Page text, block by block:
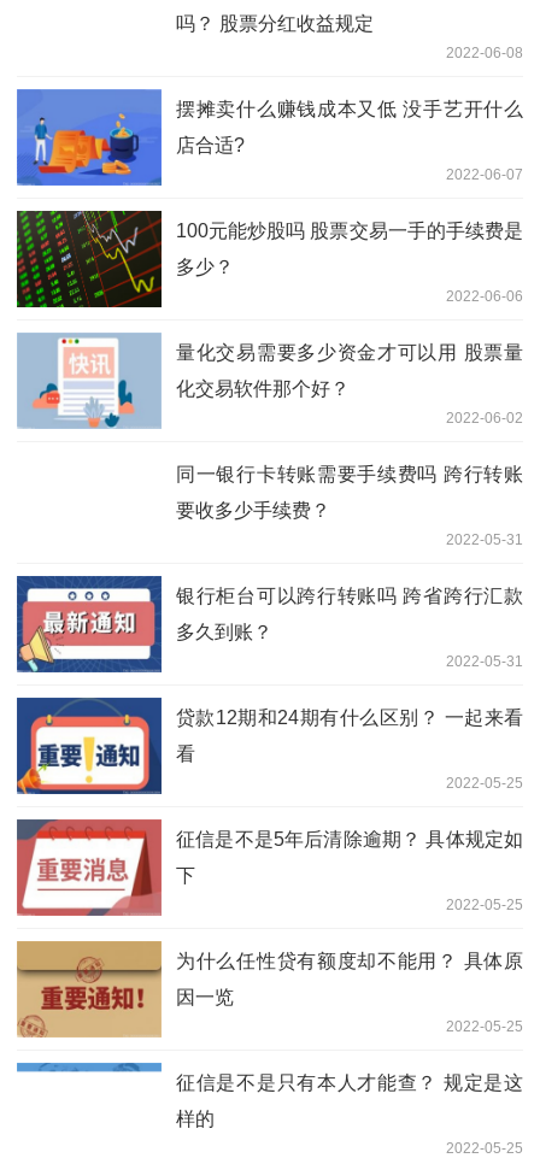
吗？ 股票分红收益规定
2022-06-08
摆摊卖什么赚钱成本又低 没手艺开什么
店合适?
2022-06-07
100元能炒股吗 股票交易一手的手续费是
多少？
2022-06-06
量化交易需要多少资金才可以用 股票量
化交易软件那个好？
2022-06-02
同一银行卡转账需要手续费吗 跨行转账
要收多少手续费？
2022-05-31
银行柜台可以跨行转账吗 跨省跨行汇款
多久到账？
2022-05-31
贷款12期和24期有什么区别？ 一起来看
看
2022-05-25
征信是不是5年后清除逾期？ 具体规定如
下
2022-05-25
为什么任性贷有额度却不能用？ 具体原
因一览
2022-05-25
征信是不是只有本人才能查？ 规定是这
样的
2022-05-25